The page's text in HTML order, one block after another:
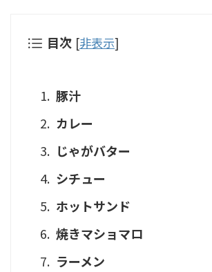
目次 [非表示]
豚汁
カレー
じゃがバター
シチュー
ホットサンド
焼きマショマロ
ラーメン